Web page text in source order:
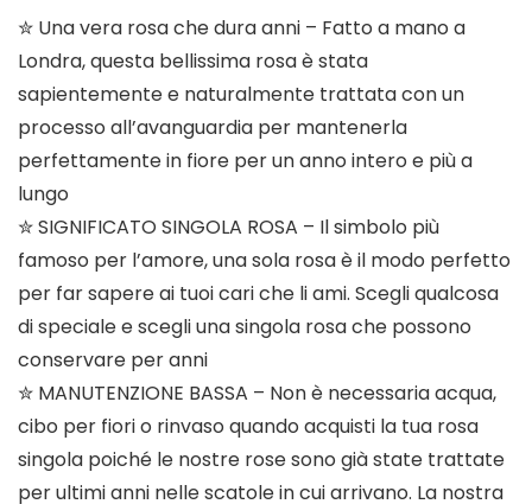
✮ Una vera rosa che dura anni – Fatto a mano a
Londra, questa bellissima rosa è stata
sapientemente e naturalmente trattata con un
processo all’avanguardia per mantenerla
perfettamente in fiore per un anno intero e più a
lungo
✮ SIGNIFICATO SINGOLA ROSA – Il simbolo più
famoso per l’amore, una sola rosa è il modo perfetto
per far sapere ai tuoi cari che li ami. Scegli qualcosa
di speciale e scegli una singola rosa che possono
conservare per anni
✮ MANUTENZIONE BASSA – Non è necessaria acqua,
cibo per fiori o rinvaso quando acquisti la tua rosa
singola poiché le nostre rose sono già state trattate
per ultimi anni nelle scatole in cui arrivano. La nostra